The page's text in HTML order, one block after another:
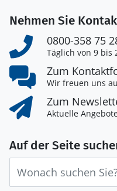
Nehmen Sie
0800-358 75
Täglich von 9 bis
Zum
Wir freuen uns
Zum
Aktuelle
Auf der Seite